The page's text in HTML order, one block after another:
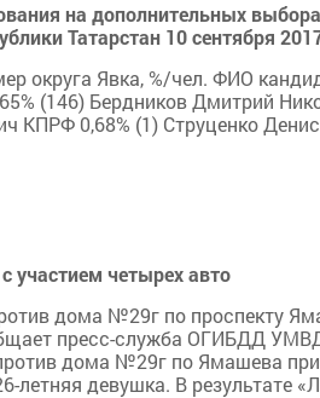
на дополнительных
Татарстан 10 сентября
округа Явка, %/чел. ФИО
(146) Бердников Дмитрий
КПРФ 0,68% (1) Струценко
участием четырех авто
дома №29г по проспекту
пресс-служба ОГИБДД
дома №29г по Ямашева
летняя девушка. В результате